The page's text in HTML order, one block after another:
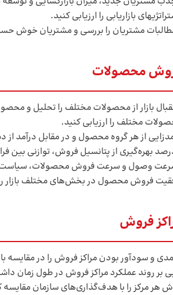
بازاریابی را ارزیابی کنید.
مشتریان را بررسی و مشتریان خوش
محصولات
بازار از محصولات مختلف را تحلیل و
مختلف را ارزیابی کنید.
از هر گروه محصول و در مقابل
بهره‌گیری از پتانسیل فروش، توازنی بین
وصول و سرعت فروش محصولات،
فروش محصول در بخش‌های مختلف بازار
فروش
و سودآور بودن مراکز فروش را در مقایسه با
بر روند عملکرد مراکز فروش در طول زمان
هر مرکز را با هدف‌گذاری‌­های سازمان مقایسه